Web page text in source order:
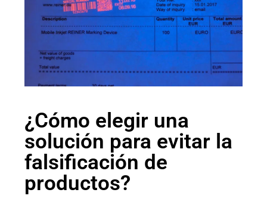
¿Cómo elegir una
solución para evitar la
falsificación de
productos?